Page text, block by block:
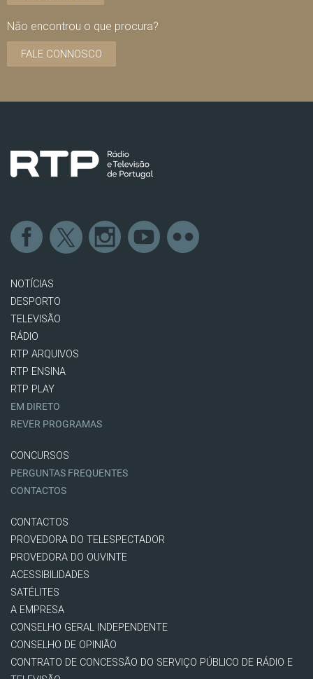
Não encontrou o que procura?
FALE CONNOSCO
NOTÍCIAS
DESPORTO
TELEVISÃO
RÁDIO
RTP ARQUIVOS
RTP ENSINA
RTP PLAY
EM DIRETO
REVER PROGRAMAS
CONCURSOS
PERGUNTAS FREQUENTES
CONTACTOS
CONTACTOS
PROVEDORA DO TELESPECTADOR
PROVEDORA DO OUVINTE
ACESSIBILIDADES
SATÉLITES
A EMPRESA
CONSELHO GERAL INDEPENDENTE
CONSELHO DE OPINIÃO
CONTRATO DE CONCESSÃO DO SERVIÇO PÚBLICO DE RÁDIO E